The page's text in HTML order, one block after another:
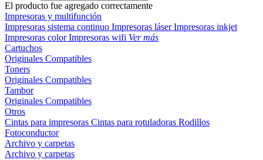
El producto fue agregado correctamente
Impresoras y multifunción
Impresoras sistema continuo Impresoras láserImpresoras inkjet
Impresoras colorImpresoras wifi Ver más
Cartuchos
Originales Compatibles
Toners
Originales Compatibles
Tambor
Originales Compatibles
Otros
Cintas para impresoras Cintas para rotuladoras Rodillos
Fotoconductor
Archivo y carpetas
Archivo y carpetas